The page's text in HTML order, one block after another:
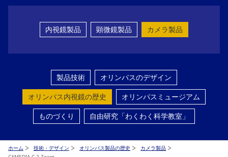
内視鏡製品 顕微鏡製品 カメラ製品
製品技術
オリンパスのデザイン
オリンパス内視鏡の歴史
オリンパスミュージアム
ものづくり
自由研究「わくわく科学教室」
ホーム 技術・デザイン オリンパス製品の歴史
カメラ製品